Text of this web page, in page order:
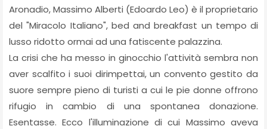
Aronadio, Massimo Alberti (Edoardo Leo) è il proprietario
del "Miracolo Italiano", bed and breakfast un tempo di
lusso ridotto ormai ad una fatiscente palazzina.
La crisi che ha messo in ginocchio l'attività sembra non
aver scalfito i suoi dirimpettai, un convento gestito da
suore sempre pieno di turisti a cui le pie donne offrono
rifugio in cambio di una spontanea donazione.
Esentasse. Ecco l'illuminazione di cui Massimo aveva